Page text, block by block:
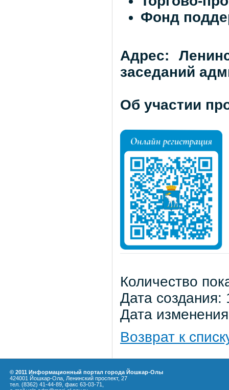
Фонд
Адрес:
заседаний
Об участии
Количество
Дата
Дата
Возврат к
© 2011 Информационный портал города Йошкар-Олы
424001 Йошкар-Ола, Ленинский проспект, 27
тел. (8362) 41-44-89, факс 63-03-71,